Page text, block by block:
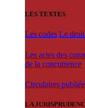
LES TEXTES
Les codes Le droit
Les actes des
de la concurrence
Circulaires
LA